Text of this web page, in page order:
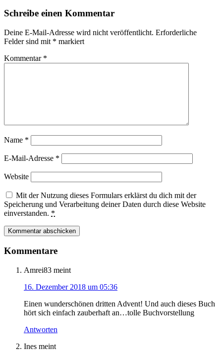
Interaktionen
Schreibe einen Kommentar
Deine E-Mail-Adresse wird nicht veröffentlicht. Erforderliche
Felder sind mit * markiert
Kommentar *
Name *
E-Mail-Adresse *
Website
Mit der Nutzung dieses Formulars erklärst du dich mit der
Speicherung und Verarbeitung deiner Daten durch diese Website
einverstanden. *
Kommentare
Amrei83 meint
16. Dezember 2018 um 05:36
Einen wunderschönen dritten Advent! Und auch dieses Buch
hört sich einfach zauberhaft an…tolle Buchvorstellung
Antworten
Ines meint